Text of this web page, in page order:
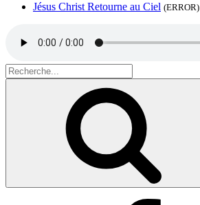
Jésus Christ Retourne au Ciel (ERROR)
Search
for: